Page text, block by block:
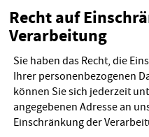
Recht auf
Verarbeitung
Sie haben das Recht, die
Ihrer personenbezogenen
können Sie sich jederzeit
angegebenen Adresse an
Einschränkung der